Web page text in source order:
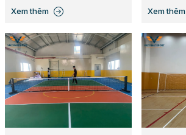
Xem thêm Xem thêm